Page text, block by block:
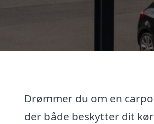
Drømmer du om en
der både beskytter dit